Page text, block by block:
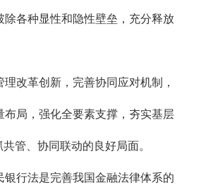
各种显性和隐性壁垒，充分释放
改革创新，完善协同应对机制，
局，强化全要素支撑，夯实基层
管、协同联动的良好局面。
行法是完善我国金融法律体系的